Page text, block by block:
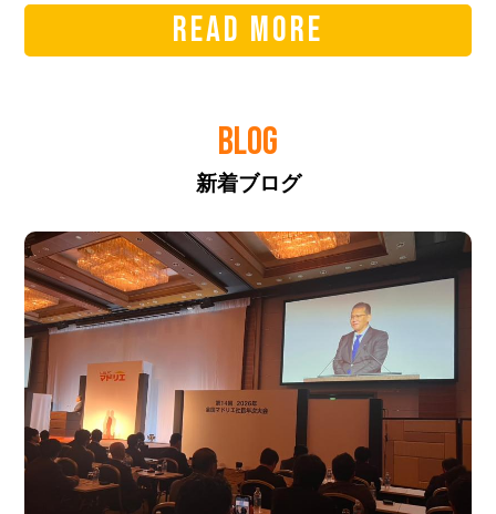
READ MORE
BLOG
新着ブログ